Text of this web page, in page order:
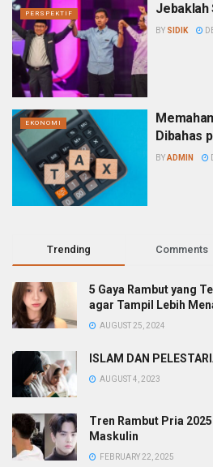
PERSPEKTIF Jebaklah
BY SIDIK
EKONOMI
Dibahas
BYADMIN
Trending Comments
5 Gaya Rambut yang
agar Tampil Lebih
AUGUST 25, 2024
ISLAM DAN
AUGUST 4, 2023
Tren Rambut Pria
Maskulin
FEBRUARY 22, 2025